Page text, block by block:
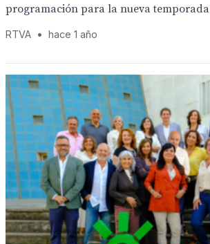
programación para la nueva temporada
RTVA • hace 1 año